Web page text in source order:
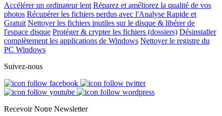
Accélérer un ordinateur lent Réparez et améliorez la qualité de vos
photos Récupérer les fichiers perdus avec l'Analyse Rapide et
Gratuit Nettoyer les fichiers inutiles sur le disque & libérer de
l'espace disque Protéger & crypter les fichiers (dossiers) Désinstaller
complètement les applications de Windows Nettoyer le registre du
PC Windows
Suivez-nous
Recevoir Notre Newsletter